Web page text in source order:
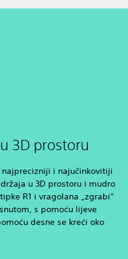
3D prostoru
i najučinkovitiji
u 3D prostoru i mudro
R1 i vragolana „zgrabi“
s pomoću lijeve
desne se kreći oko